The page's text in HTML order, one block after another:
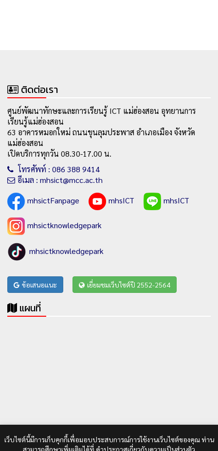
ติดต่อเรา
ศูนย์พัฒนาทักษะและการเรียนรู้ ICT แม่ฮ่องสอน อุทยานการ
เรียนรู้แม่ฮ่องสอน
63 อาคารหมอกใหม่ ถนนขุนลุมประพาส อำเภอเมือง จังหวัด
แม่ฮ่องสอน
เปิดบริการทุกวัน 08.30-17.00 น.
โทรศัพท์ : 086 388 9414
อีเมล : mhsict@mcc.ac.th
mhsictFanpage
mhsICT mhsICT
mhsictknowledgepark
mhsictknowledgepark
ข้อเสนอแนะ เยี่ยมชมเว็บไซต์ปี 2552-2564
แผนที่
เว็บไซต์นี้มีการเก็บคุกกี้เพื่อมอบประสบการณ์การใช้งานเว็บไซต์ของคุณ ท่าน
สามารถศึกษาเพิ่มเติมได้ที่ คำประกาศเกี่ยวกับความเป็นส่วนตัว